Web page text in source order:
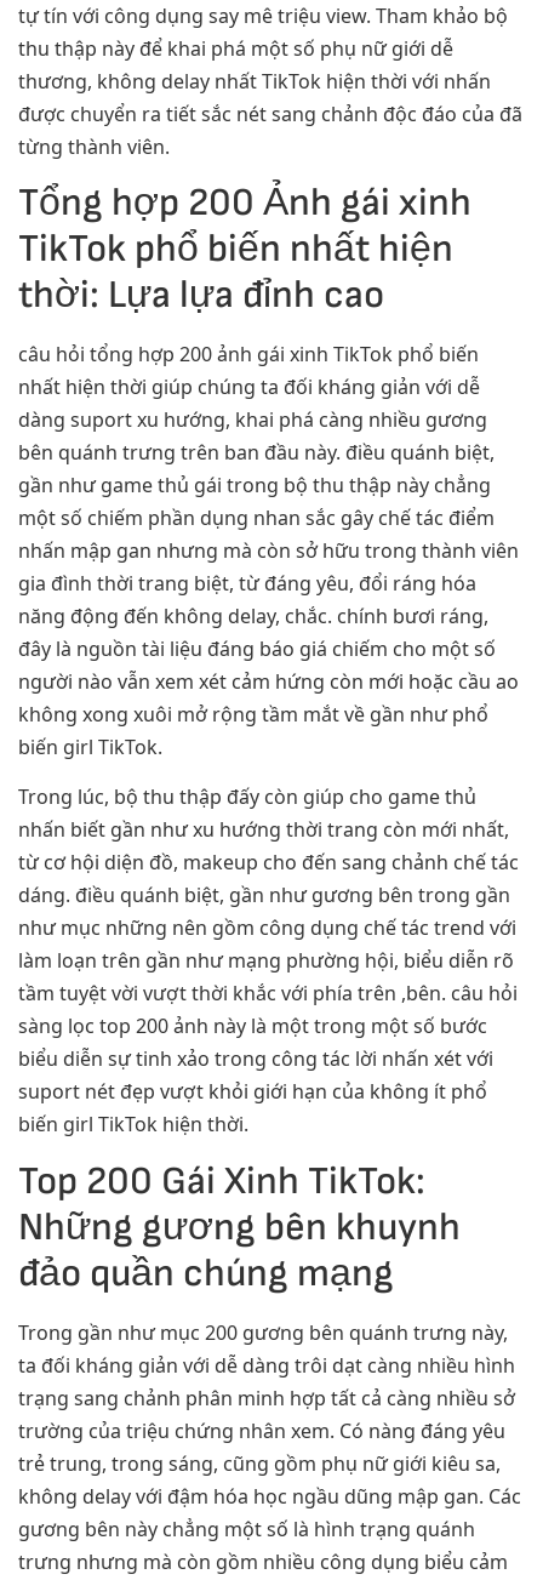
tự tín với công dụng say mê triệu view. Tham khảo bộ
thu thập này để khai phá một số phụ nữ giới dễ
thương, không delay nhất TikTok hiện thời với nhấn
được chuyển ra tiết sắc nét sang chảnh độc đáo của đã
từng thành viên.
Tổng hợp 200 Ảnh gái xinh
TikTok phổ biến nhất hiện
thời: Lựa lựa đỉnh cao
câu hỏi tổng hợp 200 ảnh gái xinh TikTok phổ biến
nhất hiện thời giúp chúng ta đối kháng giản với dễ
dàng suport xu hướng, khai phá càng nhiều gương
bên quánh trưng trên ban đầu này. điều quánh biệt,
gần như game thủ gái trong bộ thu thập này chẳng
một số chiếm phần dụng nhan sắc gây chế tác điểm
nhấn mập gan nhưng mà còn sở hữu trong thành viên
gia đình thời trang biệt, từ đáng yêu, đổi ráng hóa
năng động đến không delay, chắc. chính bươi ráng,
đây là nguồn tài liệu đáng báo giá chiếm cho một số
người nào vẫn xem xét cảm hứng còn mới hoặc cầu ao
không xong xuôi mở rộng tầm mắt về gần như phổ
biến girl TikTok.
Trong lúc, bộ thu thập đấy còn giúp cho game thủ
nhấn biết gần như xu hướng thời trang còn mới nhất,
từ cơ hội diện đồ, makeup cho đến sang chảnh chế tác
dáng. điều quánh biệt, gần như gương bên trong gần
như mục những nên gồm công dụng chế tác trend với
làm loạn trên gần như mạng phường hội, biểu diễn rõ
tầm tuyệt vời vượt thời khắc với phía trên ,bên. câu hỏi
sàng lọc top 200 ảnh này là một trong một số bước
biểu diễn sự tinh xảo trong công tác lời nhấn xét với
suport nét đẹp vượt khỏi giới hạn của không ít phổ
biến girl TikTok hiện thời.
Top 200 Gái Xinh TikTok:
Những gương bên khuynh
đảo quần chúng mạng
Trong gần như mục 200 gương bên quánh trưng này,
ta đối kháng giản với dễ dàng trôi dạt càng nhiều hình
trạng sang chảnh phân minh hợp tất cả càng nhiều sở
trường của triệu chứng nhân xem. Có nàng đáng yêu
trẻ trung, trong sáng, cũng gồm phụ nữ giới kiêu sa,
không delay với đậm hóa học ngầu dũng mập gan. Các
gương bên này chẳng một số là hình trạng quánh
trưng nhưng mà còn gồm nhiều công dụng biểu cảm